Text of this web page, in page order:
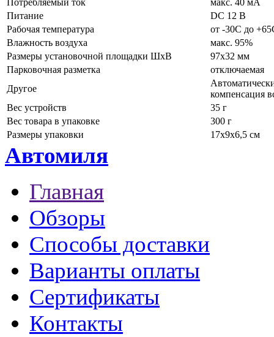
Потребляемый ток
макс. 40 мА
Питание
DC 12 В
Рабочая температура
от -30C до
Влажность воздуха
макс. 95%
Размеры установочной площадки ШхВ
97х32 мм
Парковочная разметка
отключаемая
Другое
компенсация
Вес устройств
35 г
Вес товара в упаковке
300 г
Размеры упаковки
17х9х6,5 см
Автомиля
Главная
Обзоры
Способы доставки
Варианты оплаты
Сертификаты
Контакты